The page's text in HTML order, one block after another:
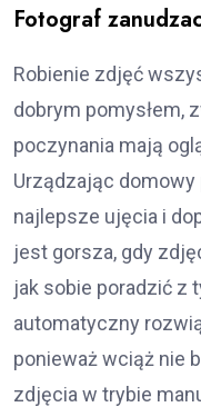
Fotograf
Robienie zdjęć
dobrym pomysłem,
poczynania mają
Urządzając domowy
najlepsze ujęcia i
jest gorsza, gdy
jak sobie poradzić z
automatyczny
ponieważ wciąż nie
zdjęcia w trybie